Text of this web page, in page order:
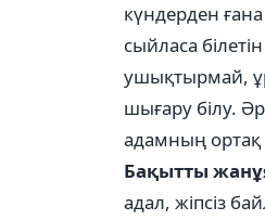
күндерден
сыйласа
ушықтырмай,
шығару білу.
адамның ортақ
Бақытты
адал, жіпсіз